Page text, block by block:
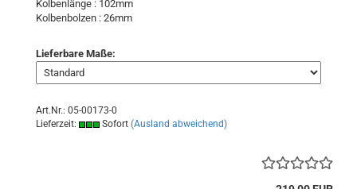
Kolbenlänge : 102mm
Kolbenbolzen : 26mm
Lieferbare Maße:
Art.Nr.: 05-00173-0
Lieferzeit:
Sofort (Ausland abweichend)